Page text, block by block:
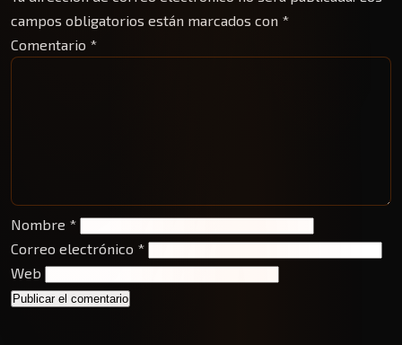
campos obligatorios están marcados con *
Comentario *
Nombre *
Correo electrónico *
Web